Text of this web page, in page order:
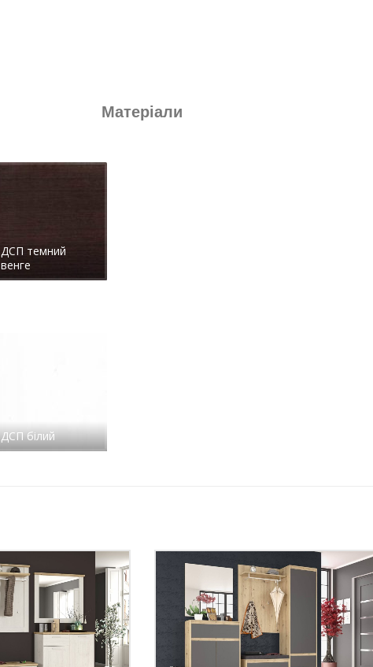
Матеріали
ДСП темний
венге
ДСП білий